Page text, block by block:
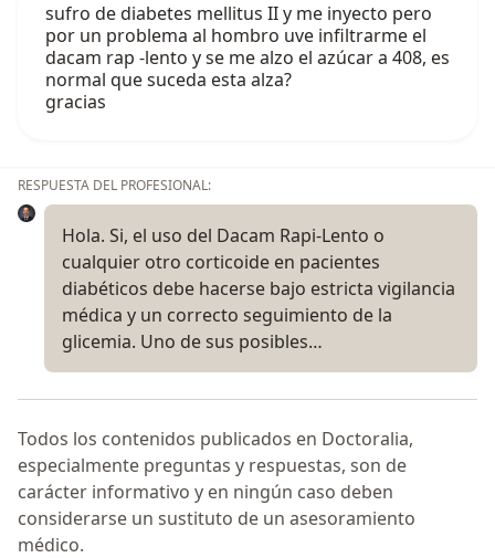
sufro de diabetes mellitus II y me inyecto pero
por un problema al hombro uve infiltrarme el
dacam rap -lento y se me alzo el azúcar a 408, es
normal que suceda esta alza?
gracias
RESPUESTA DEL PROFESIONAL:
Hola. Si, el uso del Dacam Rapi-Lento o
cualquier otro corticoide en pacientes
diabéticos debe hacerse bajo estricta vigilancia
médica y un correcto seguimiento de la
glicemia. Uno de sus posibles…
Todos los contenidos publicados en Doctoralia,
especialmente preguntas y respuestas, son de
carácter informativo y en ningún caso deben
considerarse un sustituto de un asesoramiento
médico.